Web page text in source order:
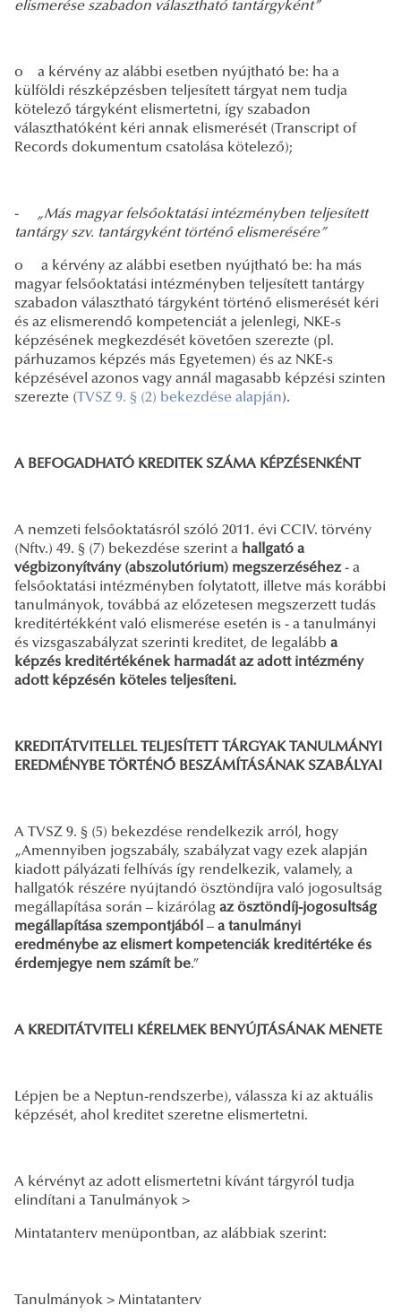
elismerése szabadon választható tantárgyként”
o a kérvény az alábbi esetben nyújtható be: ha a
külföldi részképzésben teljesített tárgyat nem tudja
kötelező tárgyként elismertetni, így szabadon
választhatóként kéri annak elismerését (Transcript of
Records dokumentum csatolása kötelező);
-
„Más magyar felsőoktatási intézményben teljesített
tantárgy szv. tantárgyként történő elismerésére”
o a kérvény az alábbi esetben nyújtható be: ha más
magyar felsőoktatási intézményben teljesített tantárgy
szabadon választható tárgyként történő elismerését kéri
és az elismerendő kompetenciát a jelenlegi, NKE-s
képzésének megkezdését követően szerezte (pl.
párhuzamos képzés más Egyetemen) és az NKE-s
képzésével azonos vagy annál magasabb képzési szinten
szerezte (TVSZ 9. § (2) bekezdése alapján).
A BEFOGADHATÓ KREDITEK SZÁMA KÉPZÉSENKÉNT
A nemzeti felsőoktatásról szóló 2011. évi CCIV. törvény
(Nftv.) 49. § (7) bekezdése szerint a hallgató a
végbizonyítvány (abszolutórium) megszerzéséhez- a
felsőoktatási intézményben folytatott, illetve más korábbi
tanulmányok, továbbá az előzetesen megszerzett tudás
kreditértékként való elismerése esetén is - a tanulmányi
és vizsgaszabályzat szerinti kreditet, de legalább a
képzés kreditértékének harmadát az adott intézmény
adott képzésén köteles teljesíteni.
KREDITÁTVITELLEL TELJESÍTETT TÁRGYAK TANULMÁNYI
EREDMÉNYBE TÖRTÉNŐ BESZÁMÍTÁSÁNAK SZABÁLYAI
A TVSZ 9. § (5) bekezdése rendelkezik arról, hogy
„Amennyiben jogszabály, szabályzat vagy ezek alapján
kiadott pályázati felhívás így rendelkezik, valamely, a
hallgatók részére nyújtandó ösztöndíjra való jogosultság
megállapítása során – kizárólag az ösztöndíj-jogosultság
megállapítása szempontjából – a tanulmányi
eredménybe az elismert kompetenciák kreditértéke és
érdemjegye nem számít be.”
A KREDITÁTVITELI KÉRELMEK BENYÚJTÁSÁNAK MENETE
Lépjen be a Neptun-rendszerbe), válassza ki az aktuális
képzését, ahol kreditet szeretne elismertetni.
A kérvényt az adott elismertetni kívánt tárgyról tudja
elindítani a Tanulmányok >
Mintatanterv menüpontban, az alábbiak szerint:
Tanulmányok > Mintatanterv